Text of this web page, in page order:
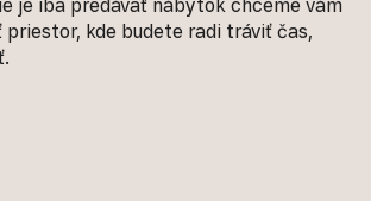
kde budete radi tráviť čas,